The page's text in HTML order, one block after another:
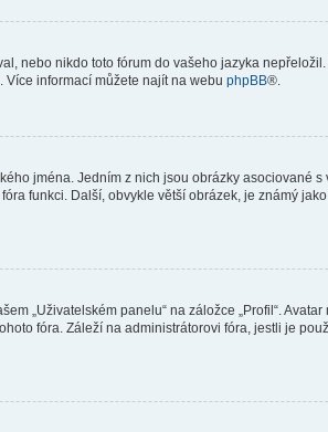
nebo nikdo toto fórum do vašeho jazyka
informací můžete najít na webu phpBB®.
jména. Jedním z nich jsou obrázky asociované
funkci. Další, obvykle větší obrázek, je známý
„Uživatelském panelu“ na záložce „Profil“.
fóra. Záleží na administrátorovi fóra, jestli je